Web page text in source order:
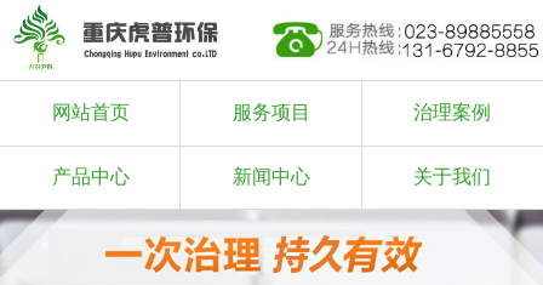
网站首页 服务项目 治理案例
产品中心 新闻中心 关于我们